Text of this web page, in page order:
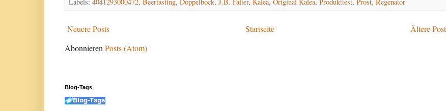
Neuere Posts Ältere
Startseite
AbonnierenPosts (Atom)
Blog-Tags